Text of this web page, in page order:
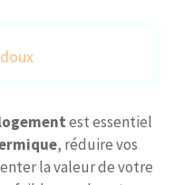
est essentiel
, réduire vos
la valeur de votre